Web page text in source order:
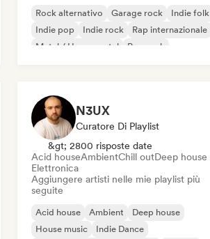
Rock alternativo Garage rock
Indie folk
Indie pop
Indie rock
Rap internazionale
Metal / Heavy metal
Pop rock
N3UX
Curatore Di Playlist
&gt; 2800 risposte date
Acid houseAmbientChill outDeep house
Elettronica
Aggiungere artisti nelle mie playlist più
seguite
Acid house Ambient
Deep house
House music
Indie Dance